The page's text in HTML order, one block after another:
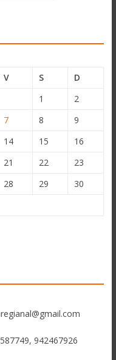
V S
D
1
2
7 8
9
14 15
16
21 22
23
28 29
30
942467926